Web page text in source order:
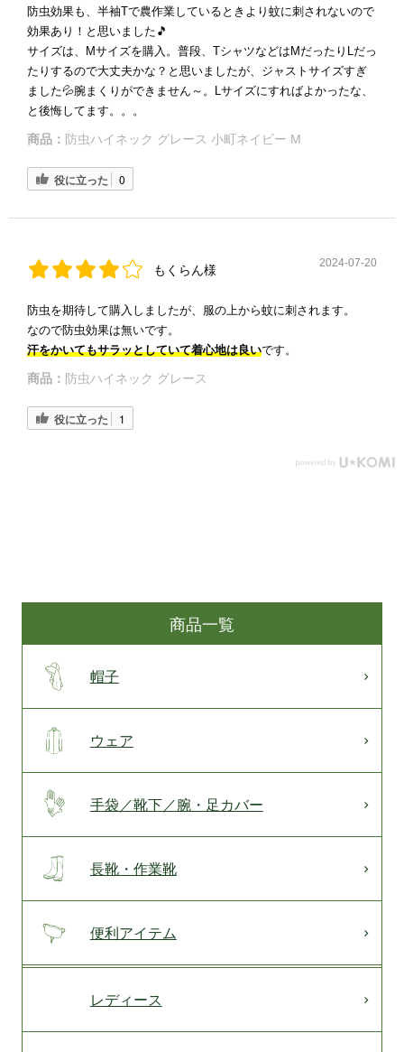
防虫効果も、半袖Tで農作業しているときより蚊に刺されないので
効果あり！と思いました🎵
サイズは、Mサイズを購入。普段、TシャツなどはMだったりLだっ
たりするので大丈夫かな？と思いましたが、ジャストサイズすぎ
ました💦腕まくりができません～。Lサイズにすればよかったな、
と後悔してます。。。
商品： 防虫ハイネック グレース 小町ネイビー M
役に立った 0
もくらん様 2024-07-20
防虫を期待して購入しましたが、服の上から蚊に刺されます。
なので防虫効果は無いです。
汗をかいてもサラッとしていて着心地は良いです。
商品： 防虫ハイネック グレース
役に立った 1
商品一覧
帽子
ウェア
手袋／靴下／腕・足カバー
長靴・作業靴
便利アイテム
レディース